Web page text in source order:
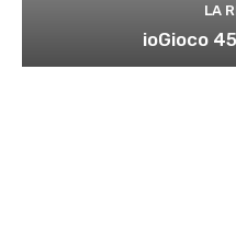
LA
ioGioco